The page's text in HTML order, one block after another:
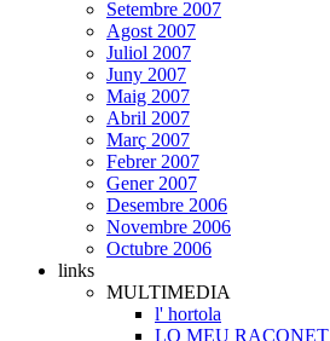
Setembre 2007
Agost 2007
Juliol 2007
Juny 2007
Maig 2007
Abril 2007
Març 2007
Febrer 2007
Gener 2007
Desembre 2006
Novembre 2006
Octubre 2006
links
MULTIMEDIA
l' hortola
LO MEU RACONET